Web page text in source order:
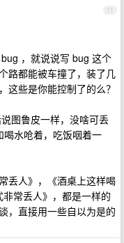
11
，就说说写 bug 这个
路都能被车撞了，装了几
这些是你能控制了的么？
图鲁皮一样，没啥可丢
喝水呛着，吃饭咽着一
丢人》，《酒桌上这样喝
常丢人》，都是一样的
，直接用一些自以为是的